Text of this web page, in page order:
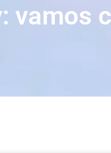
vamos